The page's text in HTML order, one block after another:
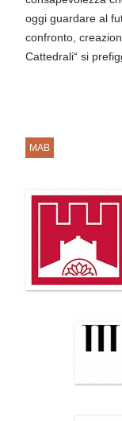
oggi guardare al
confronto,
Cattedrali“ si
MAB